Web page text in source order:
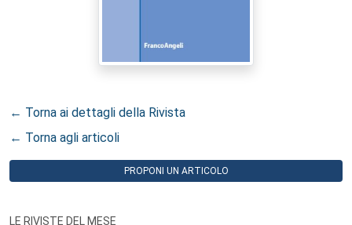
← Torna ai dettagli della Rivista
← Torna agli articoli
PROPONI UN ARTICOLO
LE RIVISTE DEL MESE